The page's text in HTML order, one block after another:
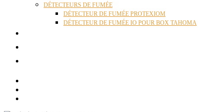
DÉTECTEURS DE FUMÉE
DÉTECTEUR DE FUMÉE PROTEXIOM
DÉTECTEUR DE FUMÉE IO POUR BOX TAHOMA